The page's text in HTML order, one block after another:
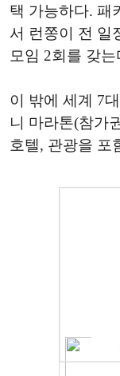
택 가능하다. 패
서 런쫑이 전 일
모임 2회를 갖는
이 밖에 세계 7
니 마라톤(참가
호텔, 관광을 포